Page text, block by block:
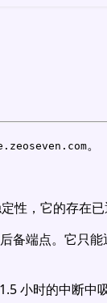
。
性，它的存在已
备端点。它只能
小时的中断中